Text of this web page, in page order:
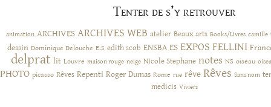
Tenter de s’y retrouver
animation ARCHIVES ARCHIVES WEB atelier Beaux arts Books/Livres camille
dessin Dominique Delouche E.S edith scob ENSBA ES EXPOS FELLINI
delprat lit Louvre maison rouge neige NIcole Stephane notes NS oiseau
PHOTO picasso Rêves Repenti Roger Dumas Rome rue rêve Rêves Sans nom
medicis Viviers